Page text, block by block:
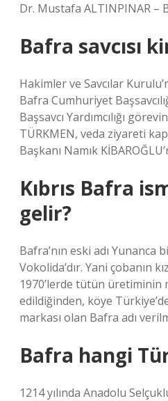
Dr. Mustafa ALTINPINAR –
Bafra savcısı
Hakimler ve Savcılar
Bafra Cumhuriyet
Başsavcı Yardımcılığı
TÜRKMEN, veda ziyareti
Başkanı Namık
Kıbrıs Bafra
gelir?
Bafra’nın eski adı Yunanca
Vokolida’dır. Yani çobanın
1970’lerde tütün üretiminin
edildiğinden, köye
markası olan Bafra adı
Bafra hangi
1214 yılında Anadolu